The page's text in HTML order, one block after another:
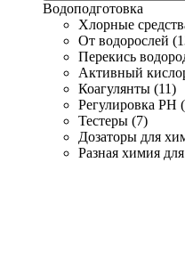
Водоподготовка
Хлорные
От водорослей
Перекись
Активный
Коагулянты (11)
Регулировка PH
Тестеры (7)
Дозаторы для
Разная химия